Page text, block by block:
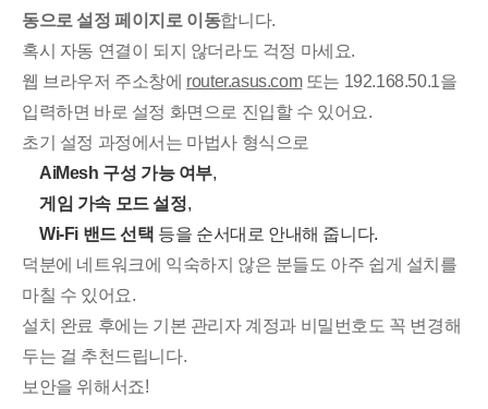
동으로 설정 페이지로 이동합니다.
혹시 자동 연결이 되지 않더라도 걱정 마세요.
웹 브라우저 주소창에 router.asus.com또는 192.168.50.1을
입력하면 바로 설정 화면으로 진입할 수 있어요.
초기 설정 과정에서는 마법사 형식으로
AiMesh 구성 가능 여부,
게임 가속 모드 설정,
Wi-Fi 밴드 선택 등을 순서대로 안내해 줍니다.
덕분에 네트워크에 익숙하지 않은 분들도 아주 쉽게 설치를
마칠 수 있어요.
설치 완료 후에는 기본 관리자 계정과 비밀번호도 꼭 변경해
두는 걸 추천드립니다.
보안을 위해서죠!